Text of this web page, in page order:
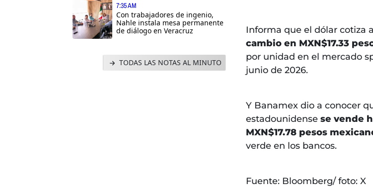
7:35 AM
Con trabajadores de ingenio,
Nahle instala mesa permanente
de diálogo en Veracruz
TODAS LAS NOTAS AL MINUTO
Informa que el dólar cotiza
cambio en MXN$17.33
por unidad en el mercado
junio de 2026.
Y Banamex dio a conocer
estadounidense se vende
MXN$17.78 pesos
verde en los bancos.
Fuente: Bloomberg/ foto: X